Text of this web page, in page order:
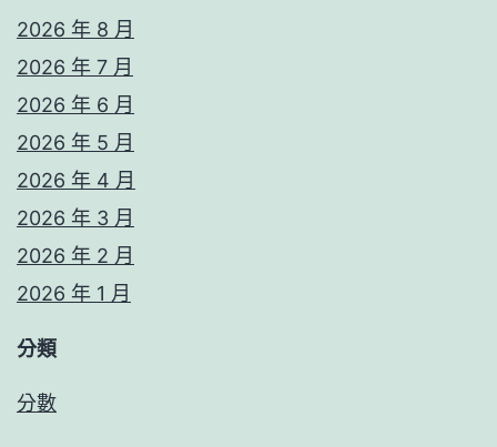
2026 年 8 月
2026 年 7 月
2026 年 6 月
2026 年 5 月
2026 年 4 月
2026 年 3 月
2026 年 2 月
2026 年 1 月
分類
分數